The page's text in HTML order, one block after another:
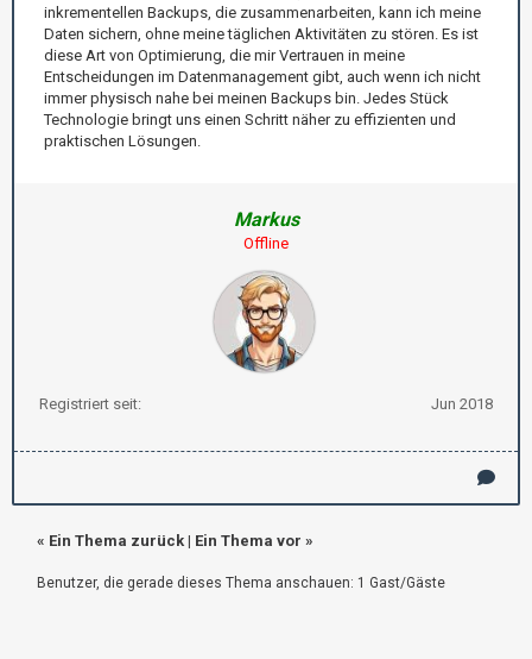
inkrementellen Backups, die zusammenarbeiten, kann ich meine
Daten sichern, ohne meine täglichen Aktivitäten zu stören. Es ist
diese Art von Optimierung, die mir Vertrauen in meine
Entscheidungen im Datenmanagement gibt, auch wenn ich nicht
immer physisch nahe bei meinen Backups bin. Jedes Stück
Technologie bringt uns einen Schritt näher zu effizienten und
praktischen Lösungen.
Markus
Offline
Registriert seit: Jun 2018
« Ein Thema zurück | Ein Thema vor »
Benutzer, die gerade dieses Thema anschauen: 1 Gast/Gäste